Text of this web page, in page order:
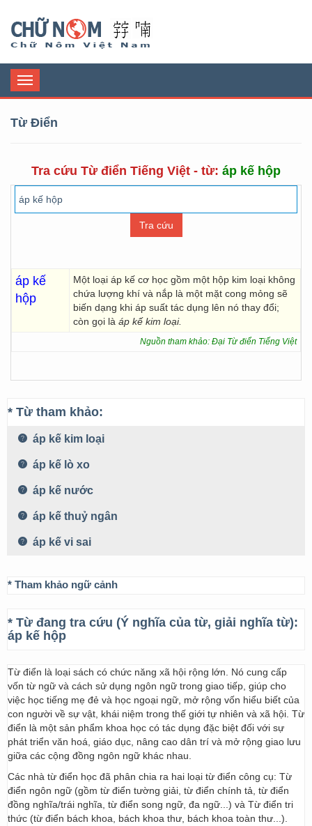
Toggle
navigation
Từ Điển
Tra cứu Từ điển Tiếng Việt - từ: áp kế hộp
áp kế
hộp
Một loại áp kế cơ học gồm một hộp kim loại không
chứa lượng khí và nắp là một mặt cong mỏng sẽ
biến dạng khi áp suất tác dụng lên nó thay đổi;
còn gọi là áp kế kim loại.
Nguồn tham khảo: Đại Từ điển Tiếng Việt
* Từ tham khảo:
áp kế kim loại
áp kế lò xo
áp kế nước
áp kế thuỷ ngân
áp kế vi sai
* Tham khảo ngữ cảnh
* Từ đang tra cứu (Ý nghĩa của từ, giải nghĩa từ):
áp kế hộp
Từ điển là loại sách có chức năng xã hội rộng lớn. Nó cung cấp
vốn từ ngữ và cách sử dụng ngôn ngữ trong giao tiếp, giúp cho
việc học tiếng mẹ đẻ và học ngoại ngữ, mở rộng vốn hiểu biết của
con người về sự vật, khái niệm trong thế giới tự nhiên và xã hội. Từ
điển là một sản phẩm khoa học có tác dụng đặc biệt đối với sự
phát triển văn hoá, giáo dục, nâng cao dân trí và mở rộng giao lưu
giữa các cộng đồng ngôn ngữ khác nhau.
Các nhà từ điển học đã phân chia ra hai loại từ điển công cụ: Từ
điển ngôn ngữ (gồm từ điển tường giải, từ điển chính tả, từ điển
đồng nghĩa/trái nghĩa, từ điển song ngữ, đa ngữ...) và Từ điển tri
thức (từ điển bách khoa, bách khoa thư, bách khoa toàn thư...).